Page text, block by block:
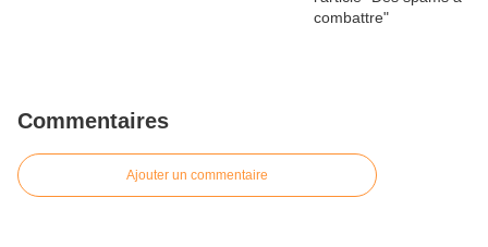
Commentaires
Ajouter un commentaire